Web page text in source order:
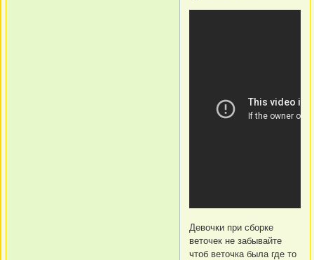
Девочки при сборке
веточек не забывайте
чтоб веточка была где то